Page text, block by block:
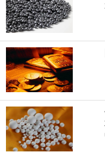
美元的项目制造
欧股开盘涨跌
0.08%，法国
意大利富时MIB
LME伦镍日内